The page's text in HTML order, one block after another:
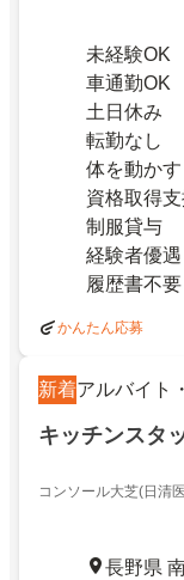
未経験OK
車通勤OK
土日休み
転勤なし
体を動かす
資格取得
制服貸与
経験者優遇
履歴書不要
かんたん応募
新着アルバイト
キッチンスタ
コンソール大芝(日清
長野県